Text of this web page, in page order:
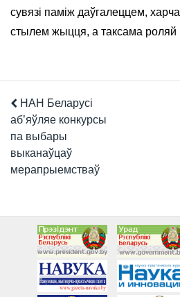
сувязі паміж даўгалеццем,
стылем жыцця, а таксама роляй
НАН Беларусі
аб’яўляе конкурсы
па выбары
выканаўцаў
мерапрыемстваў